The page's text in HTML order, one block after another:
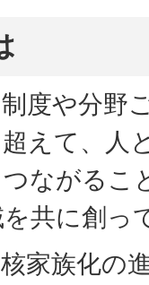
度や分野
えて、人
ながるこ
共に創っ
家族化の